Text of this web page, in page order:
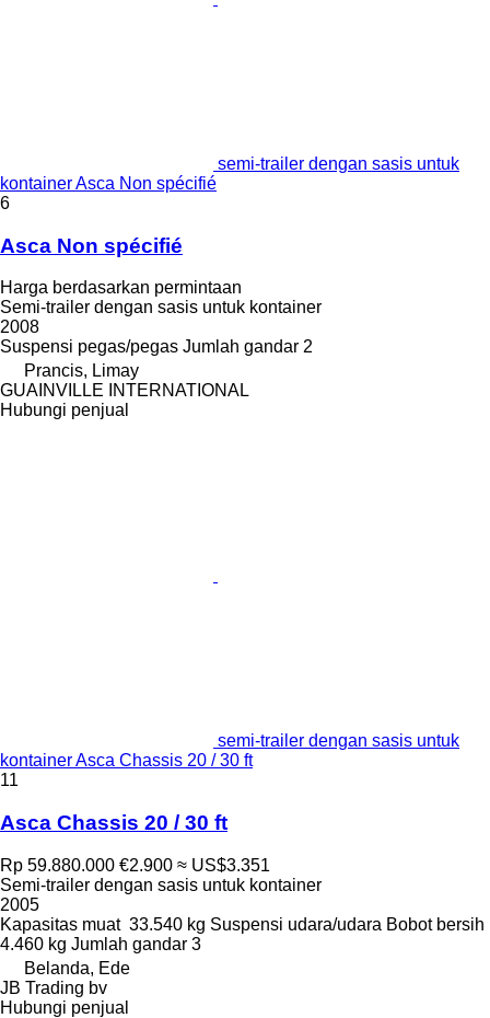
semi-trailer dengan sasis untuk
kontainer Asca Non spécifié
6
Asca Non spécifié
Harga berdasarkan permintaan
Semi-trailer dengan sasis untuk kontainer
2008
Suspensi pegas/pegas Jumlah gandar 2
Prancis, Limay
GUAINVILLE INTERNATIONAL
Hubungi penjual
semi-trailer dengan sasis untuk
kontainer Asca Chassis 20 / 30 ft
11
Asca Chassis 20 / 30 ft
Rp 59.880.000 €2.900 ≈ US$3.351
Semi-trailer dengan sasis untuk kontainer
2005
Kapasitas muat 33.540 kg Suspensi udara/udara Bobot bersih
4.460 kg Jumlah gandar 3
Belanda, Ede
JB Trading bv
Hubungi penjual